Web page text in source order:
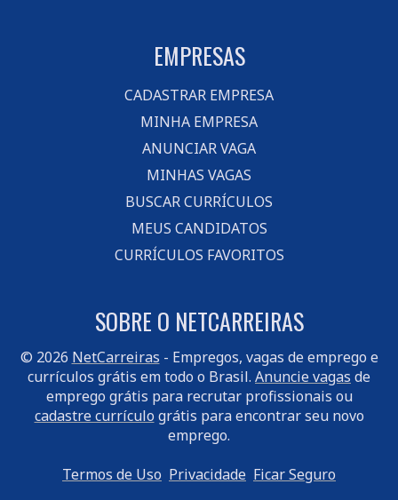
EMPRESAS
CADASTRAR EMPRESA
MINHA EMPRESA
ANUNCIAR VAGA
MINHAS VAGAS
BUSCAR CURRÍCULOS
MEUS CANDIDATOS
CURRÍCULOS FAVORITOS
SOBRE O NETCARREIRAS
© 2026 NetCarreiras - Empregos, vagas de emprego e
currículos grátis em todo o Brasil. Anuncie vagas de
emprego grátis para recrutar profissionais ou
cadastre currículo grátis para encontrar seu novo
emprego.
Termos de Uso Privacidade Ficar Seguro